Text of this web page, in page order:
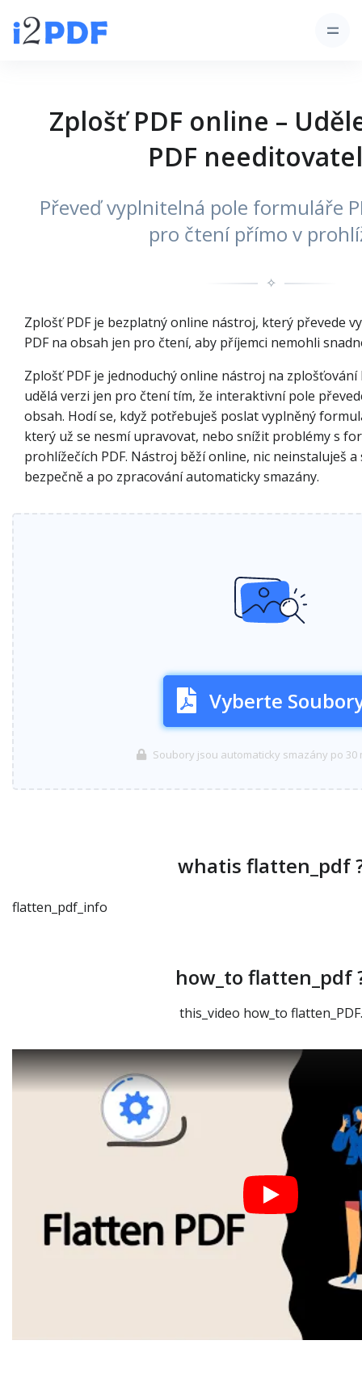
Zplošť PDF online –
PDF
Převeď vyplnitelná pole formuláře
pro čtení přímo v
✧
Zplošť PDF je bezplatný online nástroj, který převede
PDF na obsah jen pro čtení, aby příjemci nemohli
Zplošť PDF je jednoduchý online nástroj na
udělá verzi jen pro čtení tím, že interaktivní pole
obsah. Hodí se, když potřebuješ poslat vyplněný
který už se nesmí upravovat, nebo snížit problémy s
prohlížečích PDF. Nástroj běží online, nic neinstaluješ
bezpečně a po zpracování automaticky smazány.
Vyberte
Soubory jsou automaticky smazány po 30
whatis flatten_pdf
flatten_pdf_info
how_to flatten_pdf
this_video how_to flatten_PDF.